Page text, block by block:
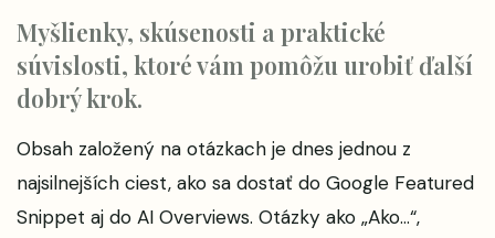
Myšlienky, skúsenosti a praktické
súvislosti, ktoré vám pomôžu urobiť ďalší
dobrý krok.
Obsah založený na otázkach je dnes jednou z
najsilnejších ciest, ako sa dostať do Google Featured
Snippet aj do AI Overviews. Otázky ako „Ako…“,